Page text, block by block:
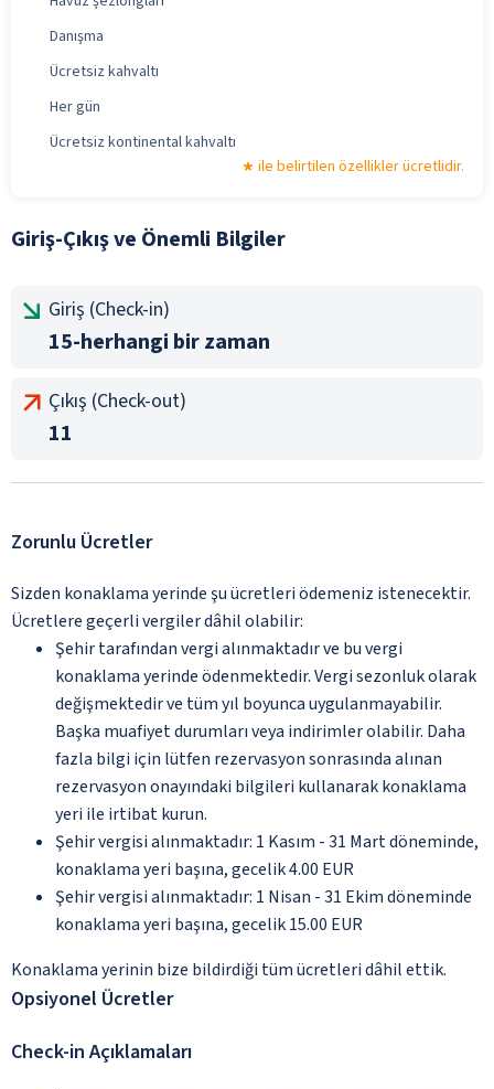
Danışma
Ücretsiz kahvaltı
Her gün
Ücretsiz kontinental kahvaltı
ile belirtilen özellikler ücretlidir.
Giriş-Çıkış ve Önemli Bilgiler
Giriş (Check-in)
15-herhangi bir zaman
Çıkış (Check-out)
11
Zorunlu Ücretler
Sizden konaklama yerinde şu ücretleri ödemeniz istenecektir.
Ücretlere geçerli vergiler dâhil olabilir:
Şehir tarafından vergi alınmaktadır ve bu vergi
konaklama yerinde ödenmektedir. Vergi sezonluk olarak
değişmektedir ve tüm yıl boyunca uygulanmayabilir.
Başka muafiyet durumları veya indirimler olabilir. Daha
fazla bilgi için lütfen rezervasyon sonrasında alınan
rezervasyon onayındaki bilgileri kullanarak konaklama
yeri ile irtibat kurun.
Şehir vergisi alınmaktadır: 1 Kasım - 31 Mart döneminde,
konaklama yeri başına, gecelik 4.00 EUR
Şehir vergisi alınmaktadır: 1 Nisan - 31 Ekim döneminde
konaklama yeri başına, gecelik 15.00 EUR
Konaklama yerinin bize bildirdiği tüm ücretleri dâhil ettik.
Opsiyonel Ücretler
Check-in Açıklamaları